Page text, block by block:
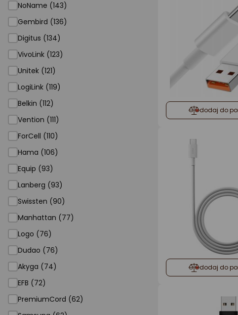
NoName (143)
Gembird (136)
Digitus (134)
VivoLink (123)
Unitek (121)
LogiLink (119)
Belkin (112)
Vention (111)
ForCell (110)
Hama (106)
Equip (93)
Lanberg (93)
Swissten (90)
Manhattan (77)
Logo (76)
Dudao (76)
Akyga (74)
EFB (72)
PremiumCord (62)
dodaj do
dodaj do